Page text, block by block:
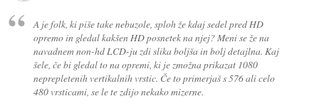
A je folk, ki piše take nebuzole, sploh že kdaj sedel pred HD
opremo in gledal kakšen HD posnetek na njej? Meni se že na
navadnem non-hd LCD-ju zdi slika boljša in bolj detajlna. Kaj
šele, če bi gledal to na opremi, ki je zmožna prikazat 1080
neprepletenih vertikalnih vrstic. Če to primerjaš s 576 ali celo
480 vrsticami, se le te zdijo nekako mizerne.